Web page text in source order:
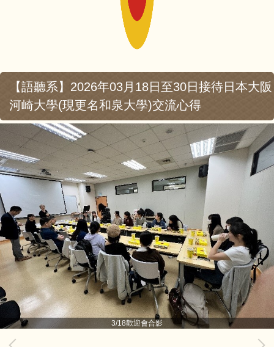
【語聽系】2026年03月18日至30日接待日本大阪
河崎大學(現更名和泉大學)交流心得
3/18歡迎會合影